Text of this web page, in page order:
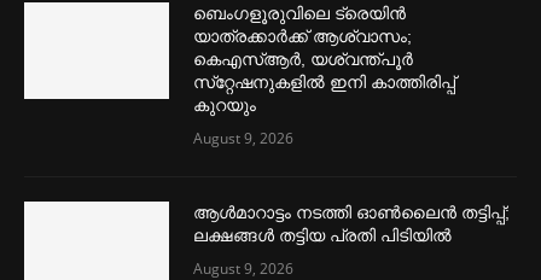
ബെംഗളൂരുവിലെ ട്രെയിൻ
യാത്രക്കാര്‍ക്ക് ആശ്വാസം;
കെഎസ്‌ആര്‍, യശ്വന്ത്പൂര്‍
സ്‌റ്റേഷനുകളില്‍ ഇനി കാത്തിരിപ്പ്
കുറയും
August 9, 2026
ആള്‍മാറാട്ടം നടത്തി ഓണ്‍ലൈൻ തട്ടിപ്പ്;
ലക്ഷങ്ങള്‍ തട്ടിയ പ്രതി പിടിയില്‍
August 9, 2026